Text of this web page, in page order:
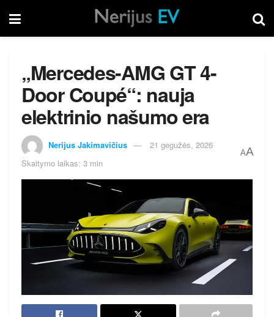
„Mercedes-AMG GT 4-
Door Coupé“: nauja
elektrinio našumo era
Nerijus Jakimavičius
21 gegužės, 2026
Skaitymo laikas: 3 min
AA